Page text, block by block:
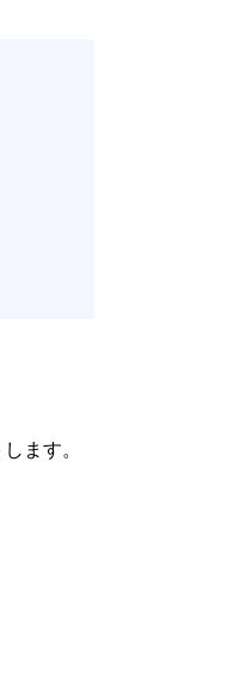
ます。